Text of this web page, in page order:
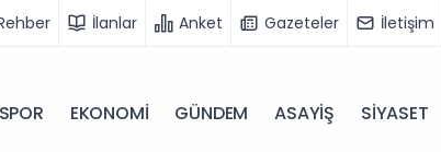
İlanlar Anket Gazeteler İletişim
EKONOMİ GÜNDEM ASAYİŞ SİYASET